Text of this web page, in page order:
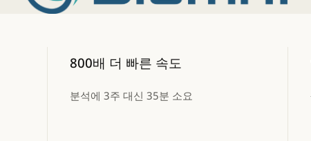
800배 더 빠른 속도
분석에 3주 대신 35분 소요